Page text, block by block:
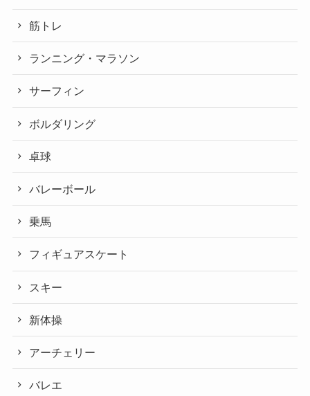
筋トレ
ランニング・マラソン
サーフィン
ボルダリング
卓球
バレーボール
乗馬
フィギュアスケート
スキー
新体操
アーチェリー
バレエ